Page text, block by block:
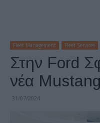
Fleet Management Fleet Services
Στην Ford
νέα
31/07/2024